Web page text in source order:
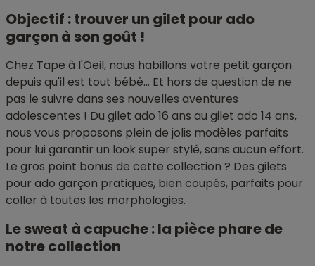
Objectif : trouver un gilet pour ado
garçon à son goût !
Chez Tape à l'Oeil, nous habillons votre petit garçon
depuis qu'il est tout bébé... Et hors de question de ne
pas le suivre dans ses nouvelles aventures
adolescentes ! Du gilet ado 16 ans au gilet ado 14 ans,
nous vous proposons plein de jolis modèles parfaits
pour lui garantir un look super stylé, sans aucun effort.
Le gros point bonus de cette collection ? Des gilets
pour ado garçon pratiques, bien coupés, parfaits pour
coller à toutes les morphologies.
Le sweat à capuche : la pièce phare de
notre collection